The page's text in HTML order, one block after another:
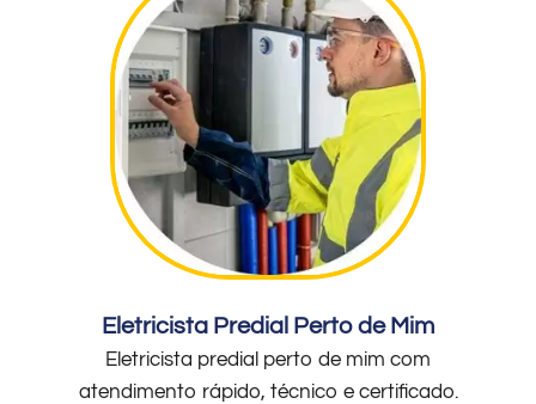
Eletricista Predial Perto de Mim
Eletricista predial perto de mim com
atendimento rápido, técnico e certificado.